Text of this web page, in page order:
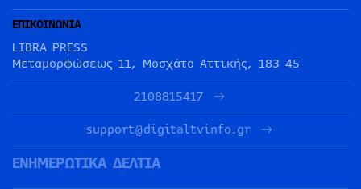
ΕΠΙΚΟΙΝΩΝΙΑ
LIBRA PRESS
Μεταμορφώσεως 11, Μοσχάτο Αττικής, 183 45
2108815417
support@digitaltvinfo.gr
ΕΝΗΜΕΡΩΤΙΚΑ ΔΕΛΤΙΑ